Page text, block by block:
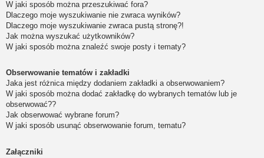
W jaki sposób można przeszukiwać fora?
Dlaczego moje wyszukiwanie nie zwraca wyników?
Dlaczego moje wyszukiwanie zwraca pustą stronę?!
Jak można wyszukać użytkowników?
W jaki sposób można znaleźć swoje posty i tematy?
Obserwowanie tematów i zakładki
Jaka jest różnica między dodaniem zakładki a obserwowaniem?
W jaki sposób można dodać zakładkę do wybranych tematów lub je
obserwować??
Jak obserwować wybrane forum?
W jaki sposób usunąć obserwowanie forum, tematu?
Załączniki